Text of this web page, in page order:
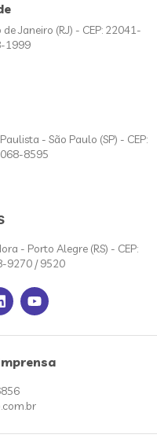
Janeiro (RJ) - CEP: 22041-
1999
- São Paulo (SP) - CEP:
8595
- Porto Alegre (RS) - CEP:
9270 / 9520